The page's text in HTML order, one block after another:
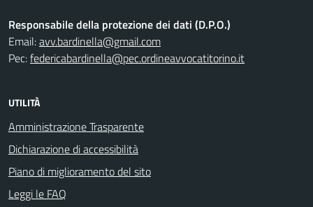
Responsabile della protezione dei dati (D.P.O.)
Email:avv.bardinella@gmail.com
Pec:federicabardinella@pec.ordineavvocatitorino.it
UTILITÀ
Amministrazione Trasparente
Dichiarazione di accessibilità
Piano di miglioramento del sito
Leggi le FAQ